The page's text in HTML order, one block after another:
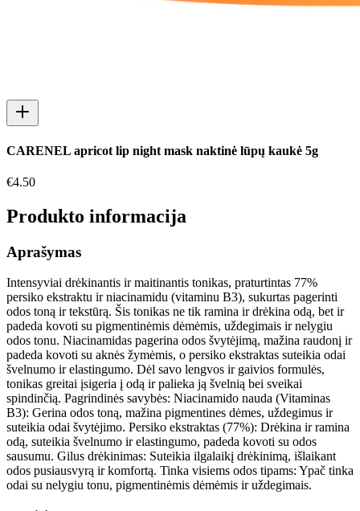
CARENEL apricot lip night mask naktinė lūpų kaukė 5g
€4.50
Produkto informacija
Aprašymas
Intensyviai drėkinantis ir maitinantis tonikas, praturtintas 77%
persiko ekstraktu ir niacinamidu (vitaminu B3), sukurtas pagerinti
odos toną ir tekstūrą. Šis tonikas ne tik ramina ir drėkina odą, bet ir
padeda kovoti su pigmentinėmis dėmėmis, uždegimais ir nelygiu
odos tonu. Niacinamidas pagerina odos švytėjimą, mažina raudonį ir
padeda kovoti su aknės žymėmis, o persiko ekstraktas suteikia odai
švelnumo ir elastingumo. Dėl savo lengvos ir gaivios formulės,
tonikas greitai įsigeria į odą ir palieka ją švelnią bei sveikai
spindinčią. Pagrindinės savybės: Niacinamido nauda (Vitaminas
B3): Gerina odos toną, mažina pigmentines dėmes, uždegimus ir
suteikia odai švytėjimo. Persiko ekstraktas (77%): Drėkina ir ramina
odą, suteikia švelnumo ir elastingumo, padeda kovoti su odos
sausumu. Gilus drėkinimas: Suteikia ilgalaikį drėkinimą, išlaikant
odos pusiausvyrą ir komfortą. Tinka visiems odos tipams: Ypač tinka
odai su nelygiu tonu, pigmentinėmis dėmėmis ir uždegimais.